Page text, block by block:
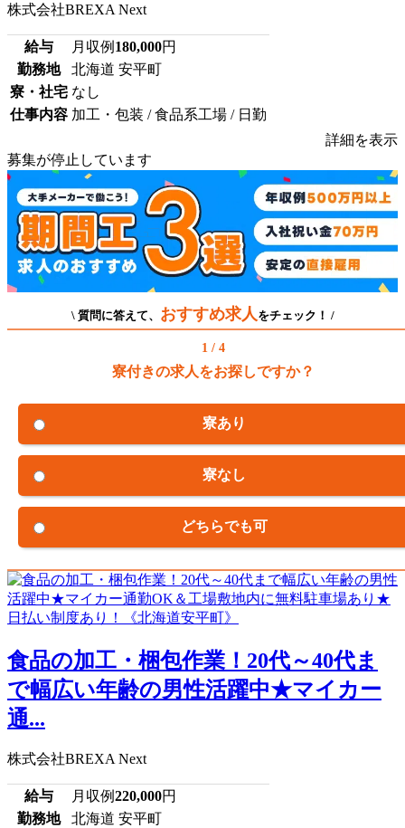
株式会社BREXA Next
給与 月収例 180,000円
勤務地
北海道 安平町
寮・社宅 なし
仕事内容 加工・包装 / 食品系工場 / 日勤
詳細を表示
募集が停止しています
\ 質問に答えて、 おすすめ求人 をチェック！ /
1 / 4
寮付きの求人をお探しですか？
寮あり
寮なし
どちらでも可
食品の加工・梱包作業！20代～40代ま
で幅広い年齢の男性活躍中★マイカー
通...
株式会社BREXA Next
給与 月収例220,000円
勤務地
北海道 安平町